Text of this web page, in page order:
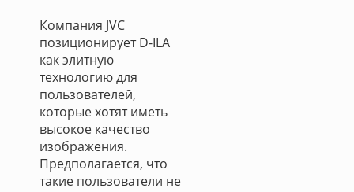
Компания JVC
позиционирует D-ILA
как элитную
технологию для
пользователей,
которые хотят иметь
высокое качество
изображения.
Предполагается, что
такие пользователи не